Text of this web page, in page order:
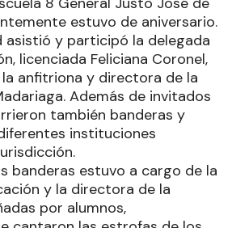
estuvo de aniversario.
asistió y participó la delegada
licenciada Feliciana Coronel,
anfitriona y directora de la
Además de invitados
también banderas y
instituciones
banderas estuvo a cargo de la
y la directora de la
por alumnos,